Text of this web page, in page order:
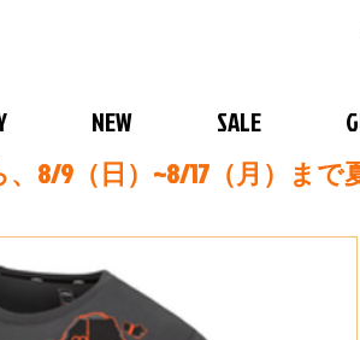
NEW SALE
8/9（日）~8/17（月）ま